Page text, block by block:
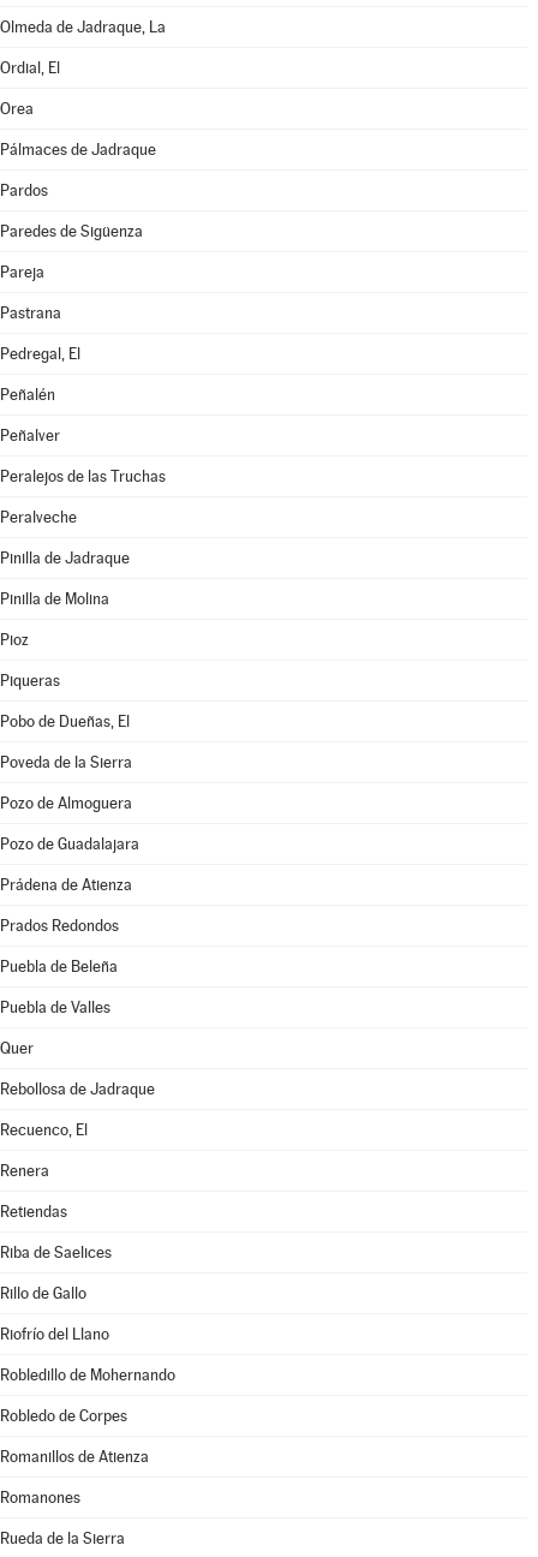
Olmeda de Jadraque, La
Ordial, El
Orea
Pálmaces de Jadraque
Pardos
Paredes de Sigüenza
Pareja
Pastrana
Pedregal, El
Peñalén
Peñalver
Peralejos de las Truchas
Peralveche
Pinilla de Jadraque
Pinilla de Molina
Pioz
Piqueras
Pobo de Dueñas, El
Poveda de la Sierra
Pozo de Almoguera
Pozo de Guadalajara
Prádena de Atienza
Prados Redondos
Puebla de Beleña
Puebla de Valles
Quer
Rebollosa de Jadraque
Recuenco, El
Renera
Retiendas
Riba de Saelices
Rillo de Gallo
Riofrío del Llano
Robledillo de Mohernando
Robledo de Corpes
Romanillos de Atienza
Romanones
Rueda de la Sierra